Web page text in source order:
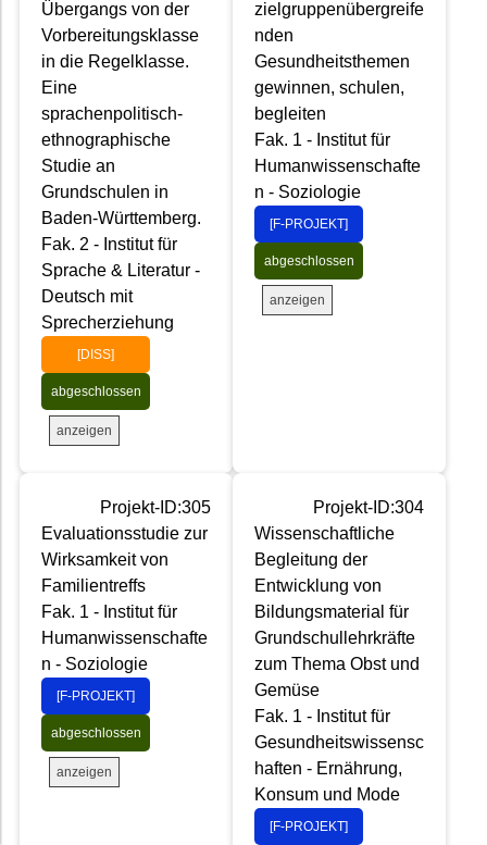
Übergangs von der
Vorbereitungsklasse
in die Regelklasse.
Eine
sprachenpolitisch-
ethnographische
Studie an
Grundschulen in
Baden-Württemberg.
Fak. 2 - Institut für
Sprache & Literatur -
Deutsch mit
Sprecherziehung
[DISS]
abgeschlossen
anzeigen
zielgruppenübergreife
nden
Gesundheitsthemen
gewinnen, schulen,
begleiten
Fak. 1 - Institut für
Humanwissenschafte
n - Soziologie
[F-PROJEKT]
abgeschlossen
anzeigen
Projekt-ID:305
Evaluationsstudie zur
Wirksamkeit von
Familientreffs
Fak. 1 - Institut für
Humanwissenschafte
n - Soziologie
[F-PROJEKT]
abgeschlossen
anzeigen
Projekt-ID:304
Wissenschaftliche
Begleitung der
Entwicklung von
Bildungsmaterial für
Grundschullehrkräfte
zum Thema Obst und
Gemüse
Fak. 1 - Institut für
Gesundheitswissensc
haften - Ernährung,
Konsum und Mode
[F-PROJEKT]